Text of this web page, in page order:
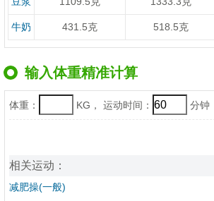
牛奶 431.5克 518.5克
输入体重精准计算
体重： KG， 运动时间： 分钟
相关运动：
减肥操(一般)